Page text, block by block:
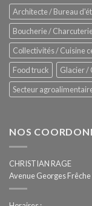
Architecte / Bureau
Boucherie /
Collectivités / Cuisine
Food truck
Glacier /
Secteur
NOS
CHRISTIAN RAGE
Avenue Georges